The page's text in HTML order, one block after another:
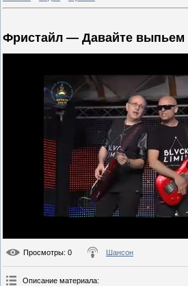
Фристайл — Давайте выпьем
Просмотры: 0 Шансон
Описание материала: